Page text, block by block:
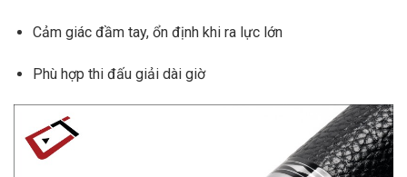
Cảm giác đầm tay, ổn định khi ra lực lớn
Phù hợp thi đấu giải dài giờ